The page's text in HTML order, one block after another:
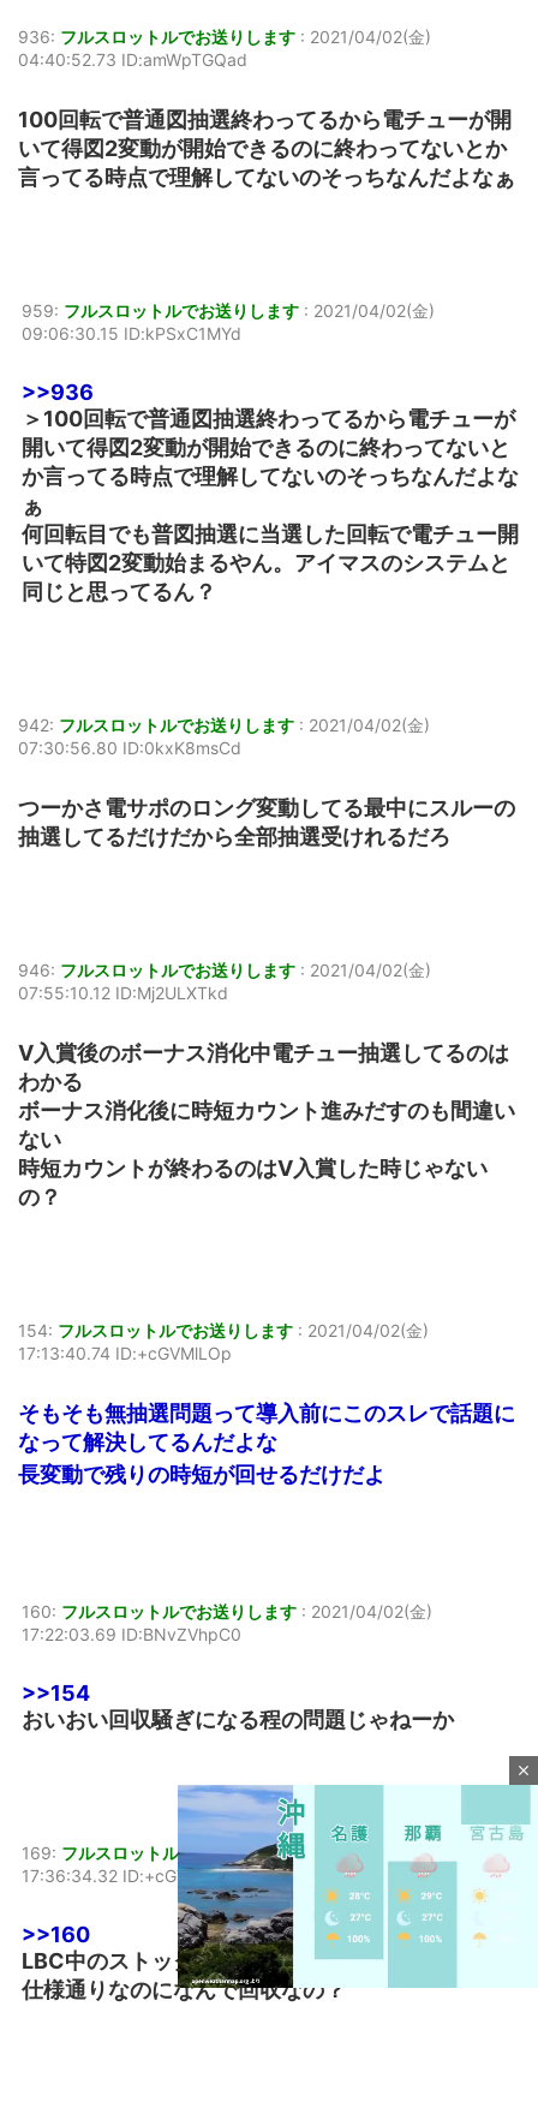
936: フルスロットルでお送りします : 2021/04/02(金)
04:40:52.73 ID:amWpTGQad
100回転で普通図抽選終わってるから電チューが開
いて得図2変動が開始できるのに終わってないとか
言ってる時点で理解してないのそっちなんだよなぁ
959: フルスロットルでお送りします : 2021/04/02(金)
09:06:30.15 ID:kPSxC1MYd
>>936
＞100回転で普通図抽選終わってるから電チューが
開いて得図2変動が開始できるのに終わってないと
か言ってる時点で理解してないのそっちなんだよな
ぁ
何回転目でも普図抽選に当選した回転で電チュー開
いて特図2変動始まるやん。アイマスのシステムと
同じと思ってるん？
942: フルスロットルでお送りします : 2021/04/02(金)
07:30:56.80 ID:0kxK8msCd
つーかさ電サポのロング変動してる最中にスルーの
抽選してるだけだから全部抽選受けれるだろ
946: フルスロットルでお送りします : 2021/04/02(金)
07:55:10.12 ID:Mj2ULXTkd
V入賞後のボーナス消化中電チュー抽選してるのは
わかる
ボーナス消化後に時短カウント進みだすのも間違い
ない
時短カウントが終わるのはV入賞した時じゃない
の？
154: フルスロットルでお送りします : 2021/04/02(金)
17:13:40.74 ID:+cGVMlLOp
そもそも無抽選問題って導入前にこのスレで話題に
なって解決してるんだよな
長変動で残りの時短が回せるだけだよ
160: フルスロットルでお送りします : 2021/04/02(金)
17:22:03.69 ID:BNvZVhpC0
>>154
おいおい回収騒ぎになる程の問題じゃねーか
169: フルスロットルでお送りします: 2021/04/02(金)
17:36:34.32 ID:+cGVMlLOp
>>160
LBC中のストック率は100以降ショートでも40%で
仕様通りなのになんで回収なの？
close